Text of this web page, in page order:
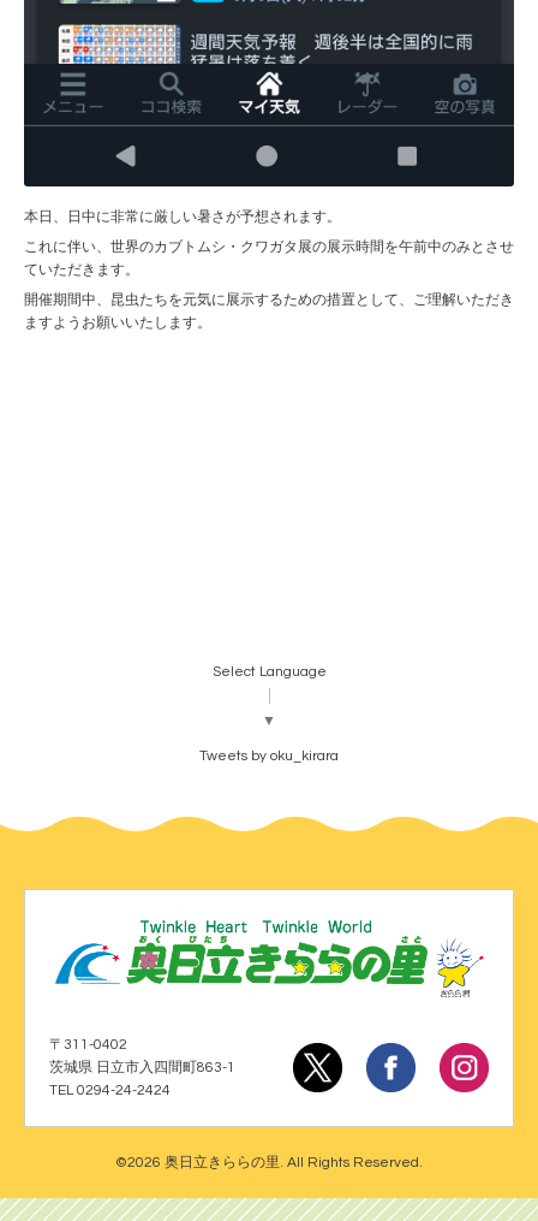
本日、日中に非常に厳しい暑さが予想されます。
これに伴い、世界のカブトムシ・クワガタ展の展示時間を午前中のみとさせ
ていただきます。
開催期間中、昆虫たちを元気に展示するための措置として、ご理解いただき
ますようお願いいたします。
Select Language
▼
Tweets by oku_kirara
〒311-0402
茨城県 日立市入四間町863-1
TEL 0294-24-2424
©2026 奥日立きららの里. All Rights Reserved.